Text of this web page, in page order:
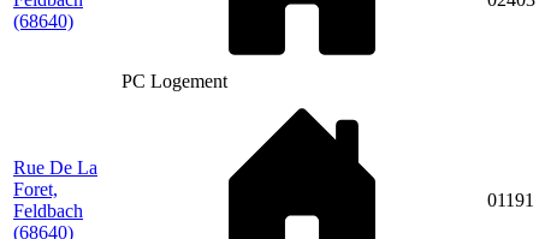
(68640)
PC Logement
Rue De La
Foret,
Feldbach
(68640)
01191